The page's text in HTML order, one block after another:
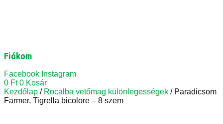
Fiókom
Facebook Instagram
0 Ft 0 Kosár
Kezdőlap / Rocalba vetőmag különlegességek / Paradicsom
Farmer, Tigrella bicolore – 8 szem